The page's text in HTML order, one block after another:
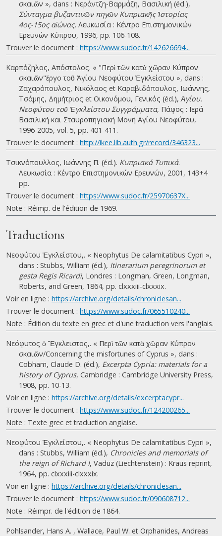
σκαιῶν », dans : Νεράντζη-Βαρμάζη, Βασιλική (éd.),
Σύνταγμα βυζαντινῶν πηγῶν Κυπριακῆς Ἱστορίας
4ος-15ος αἰώνας, Λευκωσία : Κέντρο Επιστημονικών
Ερευνών Κύπρου, 1996, pp. 106-108.
Trouver le document : https://www.sudoc.fr/142626694...
Καρπόζηλος, Απόστολος. « "Περὶ τῶν κατὰ χῶραν Κύπρον
σκαιῶν"ἔργο τοῦ Ἁγίου Νεοφύτου Ἐγκλείστου », dans :
Ζαχαρόπουλος, Νικόλαος et Καραβιδόπουλος, Ιωάννης,
Τσάμης, Δημήτριος et Οικονόμου, Γενικός (éd.),Ἁγίου.
Νεοφύτου τοῦ Ἐγκλείστου Συγγράμματα, Πάφος : Ιερά
Βασιλική και Σταυροπηγιακή Μονή Αγίου Νεοφύτου,
1996-2005, vol. 5, pp. 401-411.
Trouver le document : http://ikee.lib.auth.gr/record/346323...
Τσικνόπουλλος, Ιωάννης Π. (éd.). Κυπριακά Τυπικά.
Λευκωσία : Κέντρο Επιστημονικών Ερευνών, 2001, 143+4
pp.
Trouver le document : https://www.sudoc.fr/25970637X...
Note : Réimp. de l'édition de 1969.
Traductions
Νεοφύτου Ἐγκλείστου,. « Neophytus De calamitatibus Cypri »,
dans : Stubbs, William (éd.), Itinerarium peregrinorum et
gesta Regis Ricardi, Londres : Longman, Green, Longman,
Roberts, and Green, 1864, pp. clxxxiii-clxxxix.
Voir en ligne : https://archive.org/details/chroniclesan...
Trouver le document : https://www.sudoc.fr/065510240...
Note : Édition du texte en grec et d'une traduction vers l'anglais.
Νεόφυτος ὁ Ἔγκλειστος,. « Περὶ τῶν κατὰ χῶραν Κύπρον
σκαιῶν/Concerning the misfortunes of Cyprus », dans :
Cobham, Claude D. (éd.), Excerpta Cypria: materials for a
history of Cyprus, Cambridge : Cambridge University Press,
1908, pp. 10-13.
Voir en ligne : https://archive.org/details/excerptacypr...
Trouver le document : https://www.sudoc.fr/124200265...
Note : Texte grec et traduction anglaise.
Νεοφύτου Ἐγκλείστου,. « Neophytus De calamitatibus Cypri »,
dans : Stubbs, William (éd.), Chronicles and memorials of
the reign of Richard I, Vaduz (Liechtenstein) : Kraus reprint,
1964, pp. clxxxiii-clxxxix.
Voir en ligne : https://archive.org/details/chroniclesan...
Trouver le document : https://www.sudoc.fr/090608712...
Note : Réimpr. de l'édition de 1864.
Pohlsander, Hans A. , Wallace, Paul W. et Orphanides, Andreas